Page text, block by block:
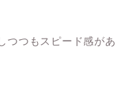
つつもスピード感があ